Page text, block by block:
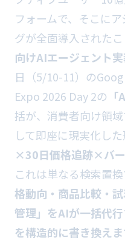
フォームで、そこに
グが全面導入されたこ
向けAIエージェント実
日（5/10-11）の
Expo 2026 Day 2の
括が、消費者向け領域
して即座に現実化した
×30日価格追跡×バ
これは単なる検索置換
格動向・商品比較・
管理」をAIが一括代行
を構造的に書き換え